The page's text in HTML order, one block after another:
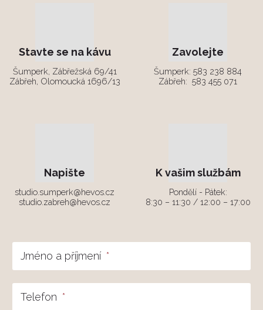
Stavte se na kávu
Šumperk, Zábřežská 69/41
Zábřeh, Olomoucká 1696/13
Zavolejte
Šumperk: 583 238 884
Zábřeh: 583 455 071
Napište
studio.sumperk@hevos.cz
studio.zabreh@hevos.cz
K vašim službám
Pondělí - Pátek:
8:30 – 11:30 / 12:00 – 17:00
Jméno a příjmení *
Telefon *